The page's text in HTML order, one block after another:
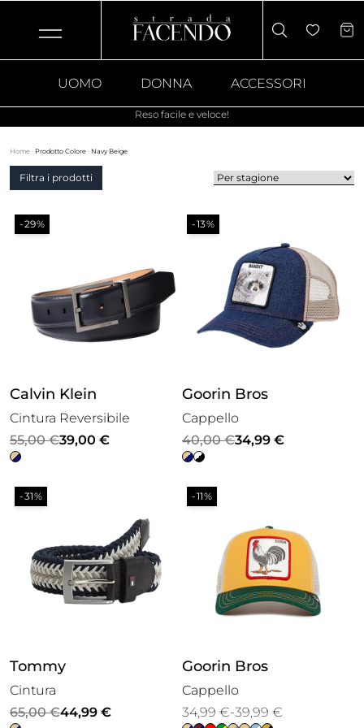
UOMO DONNA ACCESSORI
Reso facile e veloce!
Home · Prodotto Colore · Navy Beige
Filtra i prodotti
-29%
Calvin Klein
Cintura Reversibile
55,00€
Il
prezzo
originale
era:
39,00 €
Il
prezzo
attuale
è:
-13%
Goorin Bros
Cappello
40,00€
Il
prezzo
originale
era:
34,99 €
Il
prezzo
attuale
è:
-31%
Tommy
Cintura
65,00€
Il
44,99 €
Il
-11%
Goorin Bros
Cappello
34,99 €-39,99 €
Fascia